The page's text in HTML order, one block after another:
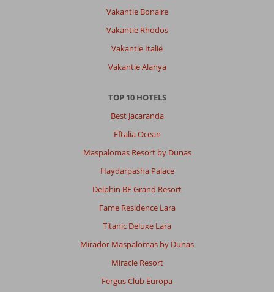
Vakantie Bonaire
Vakantie Rhodos
Vakantie Italië
Vakantie Alanya
TOP 10 HOTELS
Best Jacaranda
Eftalia Ocean
Maspalomas Resort by Dunas
Haydarpasha Palace
Delphin BE Grand Resort
Fame Residence Lara
Titanic Deluxe Lara
Mirador Maspalomas by Dunas
Miracle Resort
Fergus Club Europa